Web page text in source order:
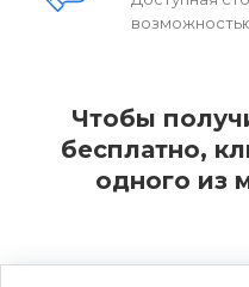
Чтобы
бесплатно,
одного из